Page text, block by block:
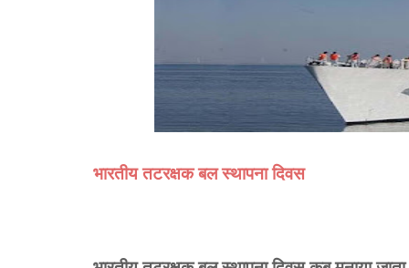
भारतीय तटरक्षक बल स्थापना दिवस